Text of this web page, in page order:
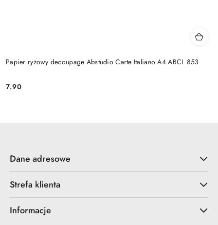
Papier ryżowy decoupage Abstudio Carte Italiano A4 ABCI_853
Cena:
7.90
Dane adresowe
Strefa klienta
Informacje